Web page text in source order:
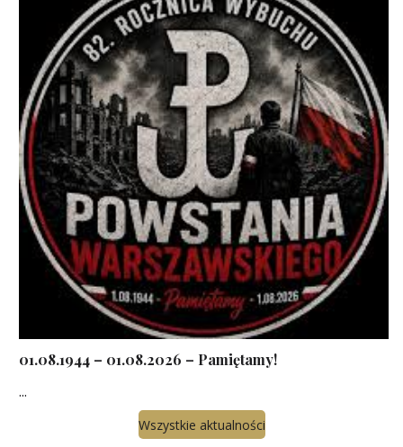
01.08.1944 – 01.08.2026 – Pamiętamy!
...
Wszystkie aktualności